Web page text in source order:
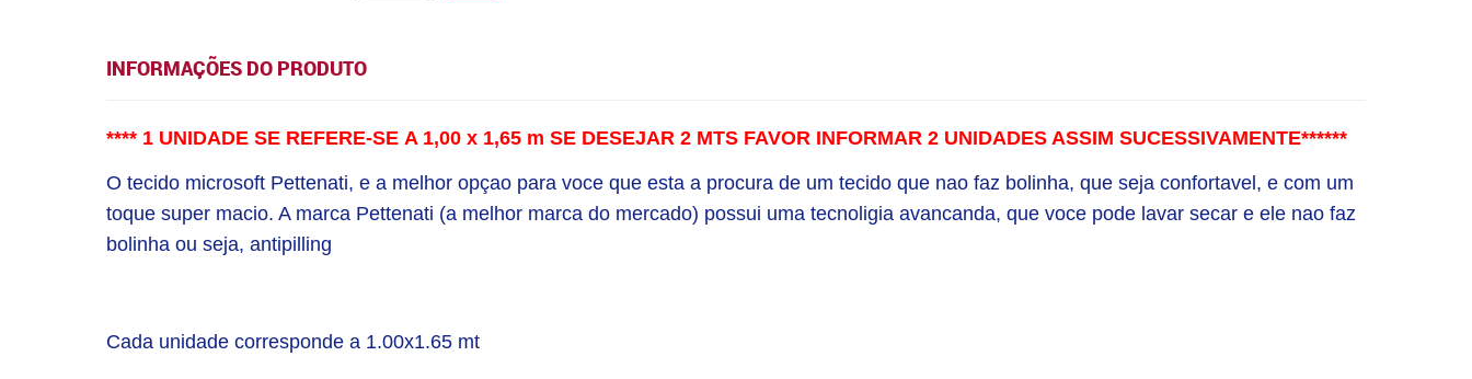
INFORMAÇÕES DO PRODUTO
**** 1 UNIDADE SE REFERE-SE A 1,00 x 1,65 m SE DESEJAR 2 MTS FAVOR INFORMAR 2 UNIDADES ASSIM SUCESSIVAMENTE******
O tecido microsoft Pettenati, e a melhor opçao para voce que esta a procura de um tecido que nao faz bolinha, que seja confortavel, e com um
toque super macio. A marca Pettenati (a melhor marca do mercado) possui uma tecnoligia avancanda, que voce pode lavar secar e ele nao faz
bolinha ou seja, antipilling
Cada unidade corresponde a 1.00x1.65 mt